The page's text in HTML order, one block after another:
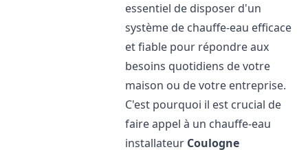
essentiel de disposer d'un
système de chauffe-eau efficace
et fiable pour répondre aux
besoins quotidiens de votre
maison ou de votre entreprise.
C'est pourquoi il est crucial de
faire appel à un chauffe-eau
installateur Coulogne